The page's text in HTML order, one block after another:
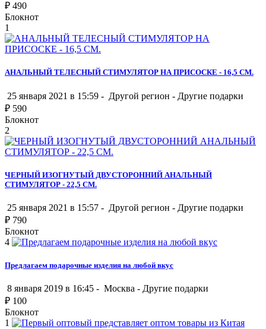
₽ 490
Блокнот
1
АНАЛЬНЫЙ ТЕЛЕСНЫЙ СТИМУЛЯТОР НА ПРИСОСКЕ - 16,5 СМ.
25 января 2021 в 15:59 - Другой регион - Другие подарки
₽ 590
Блокнот
2
ЧЕРНЫЙ ИЗОГНУТЫЙ ДВУСТОРОННИЙ АНАЛЬНЫЙ
СТИМУЛЯТОР - 22,5 СМ.
25 января 2021 в 15:57 - Другой регион - Другие подарки
₽ 790
Блокнот
4
Предлагаем подарочные изделия на любой вкус
8 января 2019 в 16:45 - Москва - Другие подарки
₽ 100
Блокнот
1